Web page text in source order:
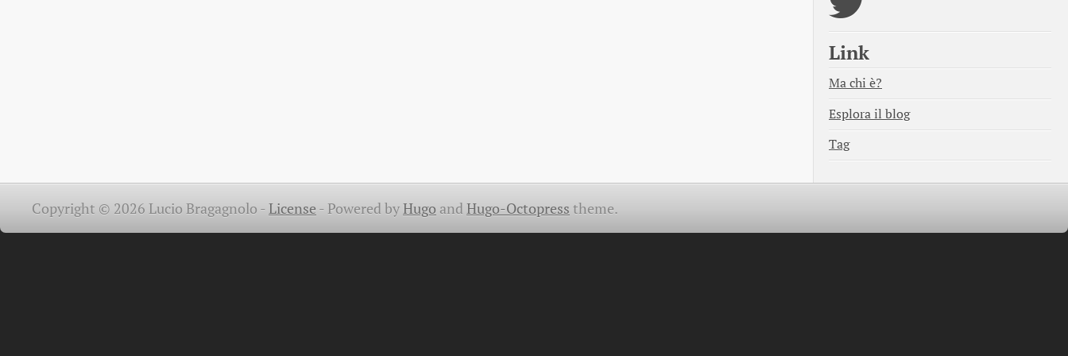
Link
Ma chi è?
Esplora il blog
Tag
Copyright © 2026 Lucio Bragagnolo -License -Powered byHugoandHugo-Octopress theme.